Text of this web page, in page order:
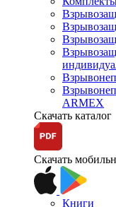
ARMEX
Скачать каталог
Скачать
Книги